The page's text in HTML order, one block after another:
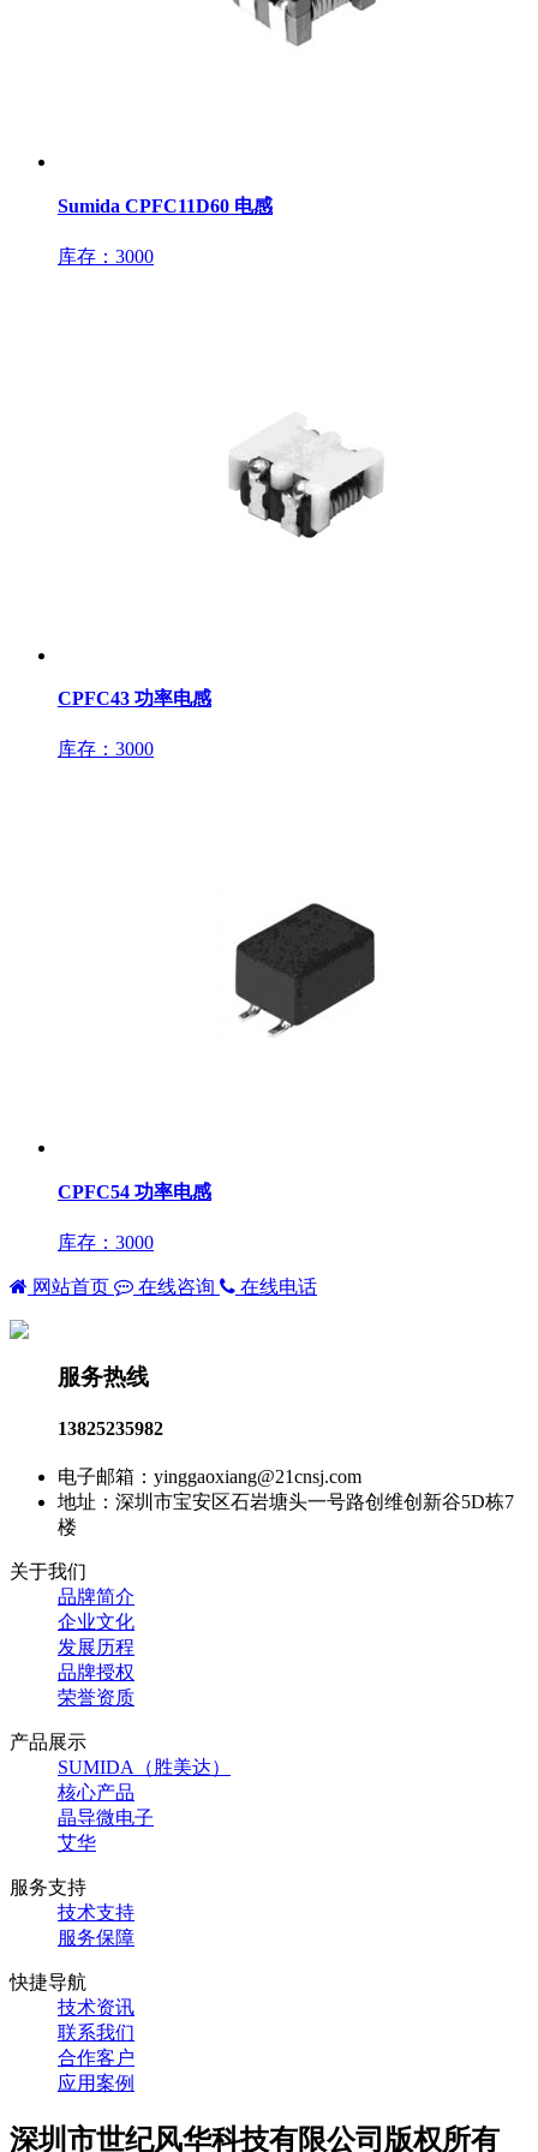
Sumida CPFC11D60 电感
库存：3000
CPFC43 功率电感
库存：3000
CPFC54 功率电感
库存：3000
网站首页 在线咨询 在线电话
服务热线
13825235982
电子邮箱：yinggaoxiang@21cnsj.com
地址：深圳市宝安区石岩塘头一号路创维创新谷5D栋7
楼
关于我们
品牌简介
企业文化
发展历程
品牌授权
荣誉资质
产品展示
SUMIDA（胜美达）
核心产品
晶导微电子
艾华
服务支持
技术支持
服务保障
快捷导航
技术资讯
联系我们
合作客户
应用案例
深圳市世纪风华科技有限公司版权所有